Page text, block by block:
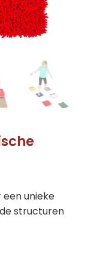
unieke
structuren